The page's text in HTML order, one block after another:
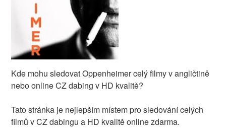
Kde mohu sledovat Oppenheimer celý filmy v angličtině
nebo online CZ dabing v HD kvalitě?
Tato stránka je nejlepším místem pro sledování celých
filmů v CZ dabingu a HD kvalitě online zdarma.